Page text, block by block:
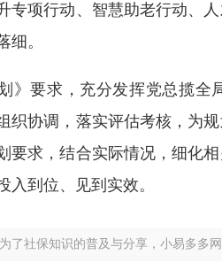
专项行动、智慧助老行动、
细。
划》要求，充分发挥党总揽
织协调，落实评估考核，为
要求，结合实际情况，细化
入到位、见到实效。
了社保知识的普及与分享，小易多多